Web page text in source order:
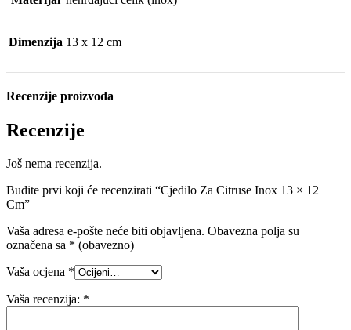
Dimenzija 13 x 12 cm
Recenzije proizvoda
Recenzije
Još nema recenzija.
Budite prvi koji će recenzirati “Cjedilo Za Citruse Inox 13 × 12
Cm”
Vaša adresa e-pošte neće biti objavljena. Obavezna polja su
označena sa * (obavezno)
Vaša ocjena *
Vaša recenzija: *